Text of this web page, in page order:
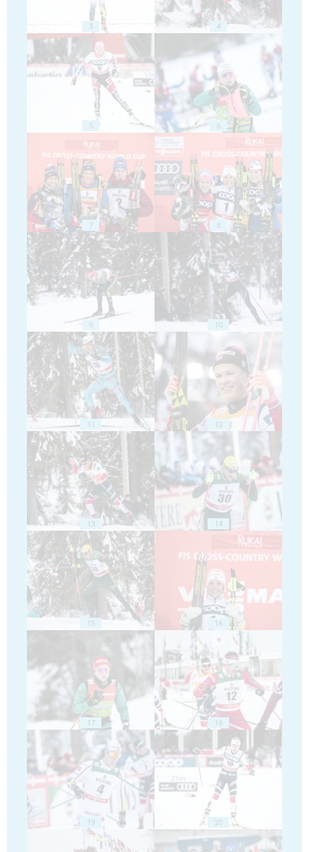
3 4
5 6
7 8
9 10
11 12
13 14
15 16
17 18
19 20